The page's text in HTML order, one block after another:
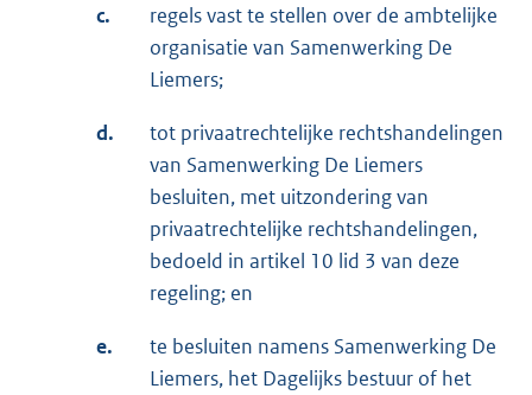
c.
regels vast te stellen over de ambtelijke
organisatie van Samenwerking De
Liemers;
d.
tot privaatrechtelijke rechtshandelingen
van Samenwerking De Liemers
besluiten, met uitzondering van
privaatrechtelijke rechtshandelingen,
bedoeld in artikel 10 lid 3 van deze
regeling; en
e.
te besluiten namens Samenwerking De
Liemers, het Dagelijks bestuur of het